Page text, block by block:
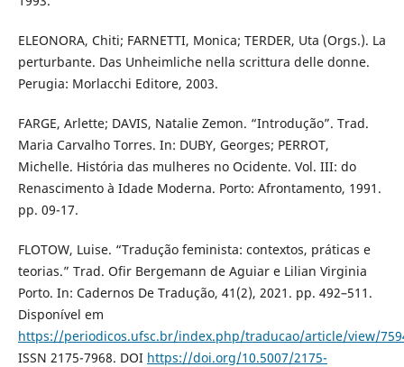
ELEONORA, Chiti; FARNETTI, Monica; TERDER, Uta (Orgs.). La
perturbante. Das Unheimliche nella scrittura delle donne.
Perugia: Morlacchi Editore, 2003.
FARGE, Arlette; DAVIS, Natalie Zemon. “Introdução”. Trad.
Maria Carvalho Torres. In: DUBY, Georges; PERROT,
Michelle. História das mulheres no Ocidente. Vol. III: do
Renascimento à Idade Moderna. Porto: Afrontamento, 1991.
pp. 09-17.
FLOTOW, Luise. “Tradução feminista: contextos, práticas e
teorias.” Trad. Ofir Bergemann de Aguiar e Lilian Virginia
Porto. In: Cadernos De Tradução, 41(2), 2021. pp. 492–511.
Disponível em
https://periodicos.ufsc.br/index.php/traducao/article/view/
ISSN 2175-7968. DOI https://doi.org/10.5007/2175-